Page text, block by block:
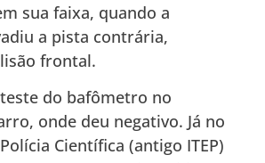
sua faixa, quando a
a pista contrária,
frontal.
do bafômetro no
onde deu negativo. Já no
Científica (antigo ITEP)